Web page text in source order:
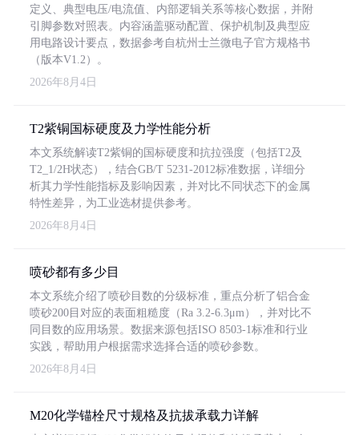
定义、典型电压/电流值、内部逻辑关系等核心数据，并附
引脚参数对照表。内容涵盖驱动配置、保护机制及典型应
用电路设计要点，数据参考自杭州士兰微电子官方规格书
（版本V1.2）。
2026年8月4日
T2紫铜国标硬度及力学性能分析
本文系统解读T2紫铜的国标硬度和抗拉强度（包括T2及
T2_1/2H状态），结合GB/T 5231-2012标准数据，详细分
析其力学性能指标及影响因素，并对比不同状态下的金属
特性差异，为工业选材提供参考。
2026年8月4日
喷砂都有多少目
本文系统介绍了喷砂目数的分级标准，重点分析了铝合金
喷砂200目对应的表面粗糙度（Ra 3.2-6.3μm），并对比不
同目数的应用场景。数据来源包括ISO 8503-1标准和行业
实践，帮助用户根据需求选择合适的喷砂参数。
2026年8月4日
M20化学锚栓尺寸规格及抗拔承载力详解